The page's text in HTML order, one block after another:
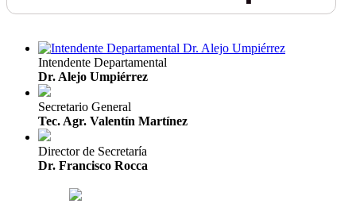
Intendente Departamental
Dr. Alejo Umpiérrez
Secretario General
Tec. Agr. Valentín Martínez
Director de Secretaría
Dr. Francisco Rocca